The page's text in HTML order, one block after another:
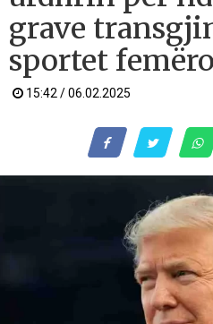
grave
sportet
15:42 / 06.02.2025